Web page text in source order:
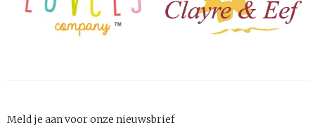
Meld je aan voor onze nieuwsbrief